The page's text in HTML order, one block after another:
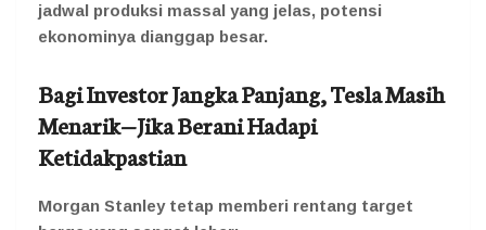
jadwal produksi massal yang jelas, potensi
ekonominya dianggap besar.
Bagi Investor Jangka Panjang, Tesla Masih
Menarik—Jika Berani Hadapi
Ketidakpastian
Morgan Stanley tetap memberi rentang target